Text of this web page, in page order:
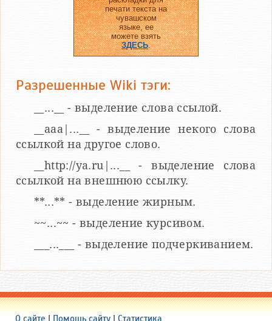
печати текста на
чувашском
языке, ее
можете взять
ЗДЕСЬ.
Разрешенные Wiki тэги:
__...__ - выделение слова ссылой.
__aaa|...__ - выделение некого слова
ссылкой на другое слово.
__http://ya.ru|...__ - выделение слова
ссылкой на внешнюю ссылку.
**...** - выделение жирным.
~~...~~ - выделение курсивом.
___...___ - выделение подчеркиванием.
О сайте | Помощь сайту | Статистика